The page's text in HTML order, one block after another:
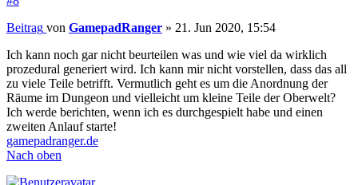
Beitrag von GamepadRanger » 21. Jun 2020, 15:54
Ich kann noch gar nicht beurteilen was und wie viel da wirklich
prozedural generiert wird. Ich kann mir nicht vorstellen, dass das all
zu viele Teile betrifft. Vermutlich geht es um die Anordnung der
Räume im Dungeon und vielleicht um kleine Teile der Oberwelt?
Ich werde berichten, wenn ich es durchgespielt habe und einen
zweiten Anlauf starte!
gamepadranger.de
Nach oben